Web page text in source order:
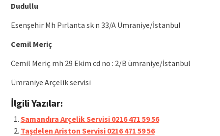
Dudullu
Esenşehir Mh Pırlanta sk n 33/A Ümraniye/İstanbul
Cemil Meriç
Cemil Meriç mh 29 Ekim cd no : 2/B ümraniye/İstanbul
Ümraniye Arçelik servisi
İlgili Yazılar:
Samandıra Arçelik Servisi 0216 471 59 56
Taşdelen Ariston Servisi 0216 471 59 56